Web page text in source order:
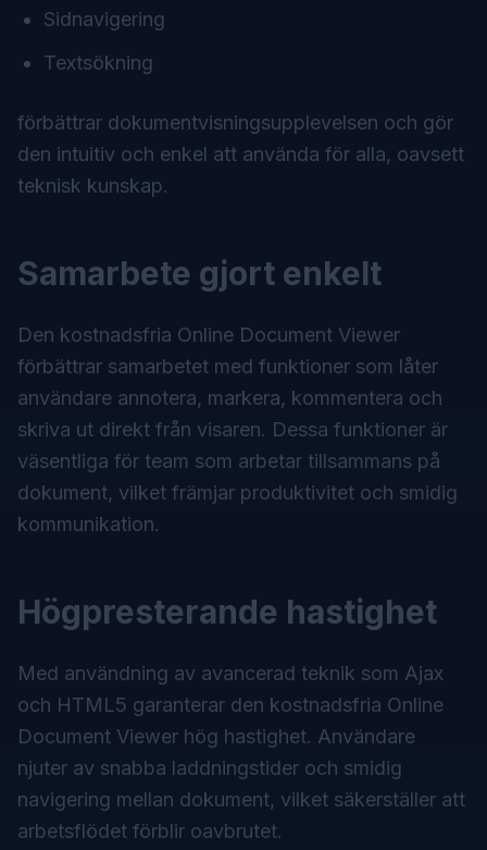
Sidnavigering
Textsökning
förbättrar dokumentvisningsupplevelsen och gör
den intuitiv och enkel att använda för alla, oavsett
teknisk kunskap.
Samarbete gjort enkelt
Den kostnadsfria Online Document Viewer
förbättrar samarbetet med funktioner som låter
användare annotera, markera, kommentera och
skriva ut direkt från visaren. Dessa funktioner är
väsentliga för team som arbetar tillsammans på
dokument, vilket främjar produktivitet och smidig
kommunikation.
Högpresterande hastighet
Med användning av avancerad teknik som Ajax
och HTML5 garanterar den kostnadsfria Online
Document Viewer hög hastighet. Användare
njuter av snabba laddningstider och smidig
navigering mellan dokument, vilket säkerställer att
arbetsflödet förblir oavbrutet.